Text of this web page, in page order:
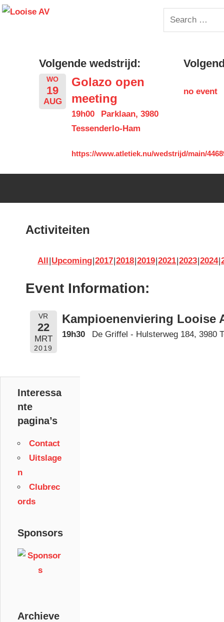
Skip
Search
for:
Volgende wedstrijd:
WO
19
AUG
Golazo open
meeting
19h00
Parklaan, 3980
Tessenderlo-Ham
https://www.atletiek.nu/wedstrijd/main/
no event
Activiteiten
All Upcoming 2017 2018 2019 2021 2023 2024
Event Information:
VR
22
MRT
2019
Kampioenenviering Looise
19h30 De Griffel - Hulsterweg 184, 3980
Interessa
nte
pagina’s
Contact
Uitslage
n
Clubrec
ords
Sponsors
Archieve